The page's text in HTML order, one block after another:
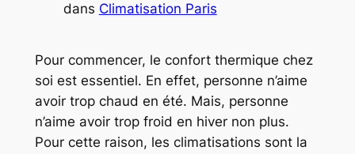
dans Climatisation Paris
Pour commencer, le confort thermique chez
soi est essentiel. En effet, personne n’aime
avoir trop chaud en été. Mais, personne
n’aime avoir trop froid en hiver non plus.
Pour cette raison, les climatisations sont la